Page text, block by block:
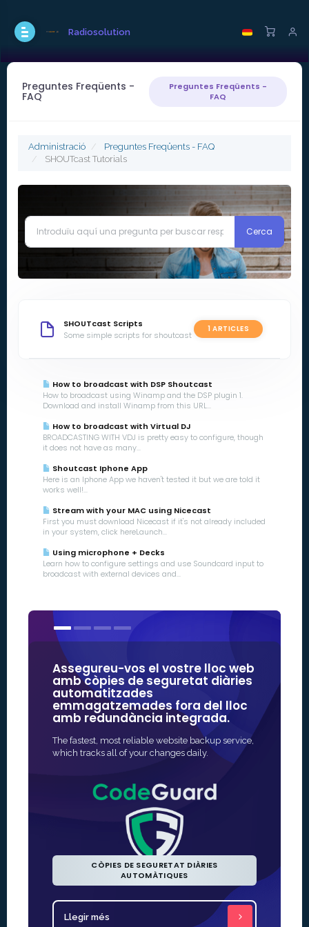
Radiosolution
Preguntes Freqüents -
FAQ
Preguntes Freqüents -
FAQ
Administració
Preguntes Freqüents - FAQ
SHOUTcast Tutorials
SHOUTcast Scripts 1 ARTICLES
Some simple scripts for shoutcast
How to broadcast with DSP Shoutcast
How to broadcast using Winamp and the DSP plugin 1.
Download and install Winamp from this URL...
How to broadcast with Virtual DJ
BROADCASTING WITH VDJ is pretty easy to configure, though
it does not have as many...
Shoutcast Iphone App
Here is an Iphone App we haven't tested it but we are told it
works well!...
Stream with your MAC using Nicecast
First you must download Nicecast if it's not already included
in your system, click hereLaunch...
Using microphone + Decks
Learn how to configure settings and use Soundcard input to
broadcast with external devices and...
Assegureu-vos el vostre lloc web
amb còpies de seguretat diàries
automatitzades
emmagatzemades fora del lloc
amb redundància integrada.
The fastest, most reliable website backup service,
which tracks all of your changes daily.
CÒPIES DE SEGURETAT DIÀRIES
AUTOMÀTIQUES
Llegir més
La forma
protecció